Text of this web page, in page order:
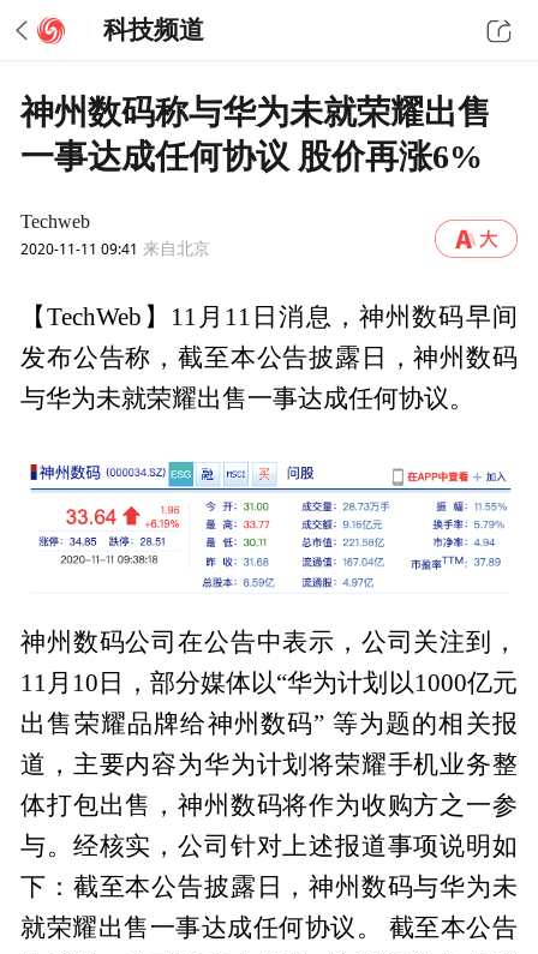
科技频道
神州数码称与华为未就荣耀出售
一事达成任何协议 股价再涨6%
Techweb
2020-11-11 09:41 来自北京
【TechWeb】11月11日消息，神州数码早间
发布公告称，截至本公告披露日，神州数码
与华为未就荣耀出售一事达成任何协议。
神州数码公司在公告中表示，公司关注到，
11月10日，部分媒体以“华为计划以1000亿元
出售荣耀品牌给神州数码” 等为题的相关报
道，主要内容为华为计划将荣耀手机业务整
体打包出售，神州数码将作为收购方之一参
与。经核实，公司针对上述报道事项说明如
下：截至本公告披露日，神州数码与华为未
就荣耀出售一事达成任何协议。 截至本公告